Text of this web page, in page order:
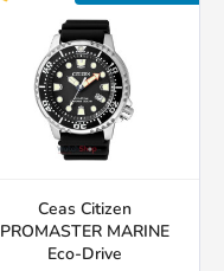
Ceas Citizen
PROMASTER MARINE
Eco-Drive